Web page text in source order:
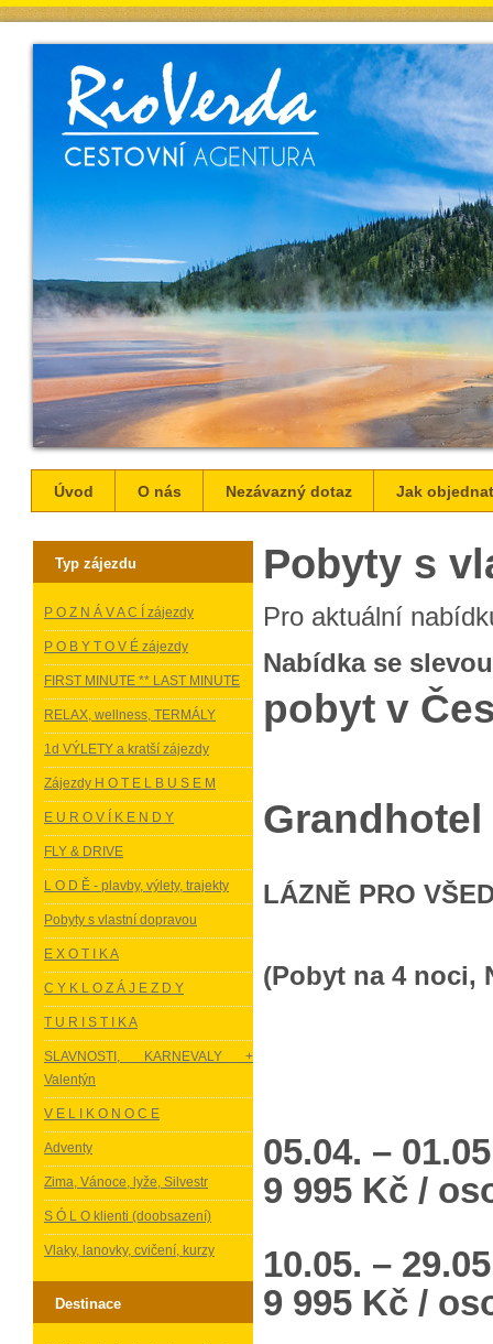
Úvod O nás Nezávazný dotaz Jak
Typ zájezdu
P O Z N Á V A C Í zájezdy
P O B Y T O V É zájezdy
FIRST MINUTE ** LAST MINUTE
RELAX, wellness, TERMÁLY
1d VÝLETY a kratší zájezdy
Zájezdy H O T E L B U S E M
E U R O V Í K E N D Y
FLY & DRIVE
L O D Ě - plavby, výlety, trajekty
Pobyty s vlastní dopravou
E X O T I K A
C Y K L O Z Á J E Z D Y
T U R I S T I K A
SLAVNOSTI, KARNEVALY +
Valentýn
V E L I K O N O C E
Adventy
Zima, Vánoce, lyže, Silvestr
S Ó L O klienti (doobsazení)
Vlaky, lanovky, cvičení, kurzy
Destinace
Pobyty s
Pro aktuální
Nabídka se
pobyt v
Grandhotel
LÁZNĚ PRO
(Pobyt na 4 noci,
05.04. –
9 995 Kč /
10.05. –
9 995 Kč /